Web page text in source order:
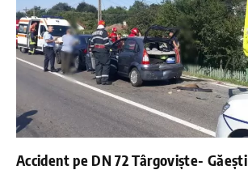
Accident pe DN 72 Târgovişte- Găeşti